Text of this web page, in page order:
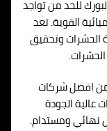
للحد من تواجد
القوية. تعد
الحشرات وتحقيق
افضل شركات
عالية الجودة
نهائي ومستدام.